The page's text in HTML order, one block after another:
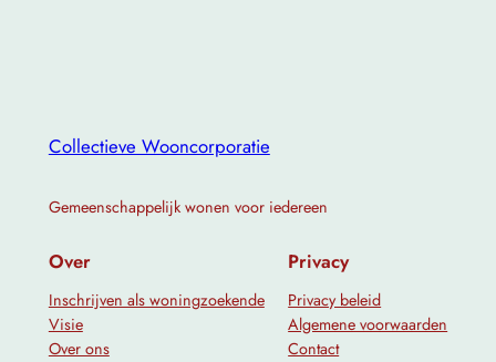
Collectieve Wooncorporatie
Gemeenschappelijk wonen voor iedereen
Over
Inschrijven als woningzoekende
Visie
Over ons
Privacy
Privacy beleid
Algemene voorwaarden
Contact